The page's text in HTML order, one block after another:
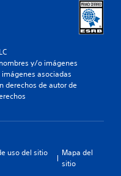
y/o imágenes
asociadas
derechos de autor de
uso del sitio
Mapa del
sitio